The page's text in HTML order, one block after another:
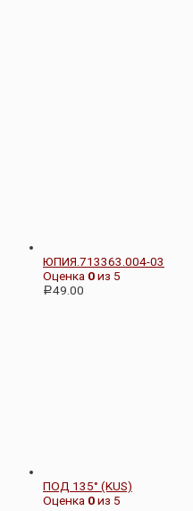
ЮПИЯ.713363.004-03
Оценка 0из 5
Р49.00
ПОД 135° (KUS)
Оценка 0из 5